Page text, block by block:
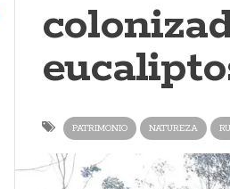
PATRIMONIO NATUREZA